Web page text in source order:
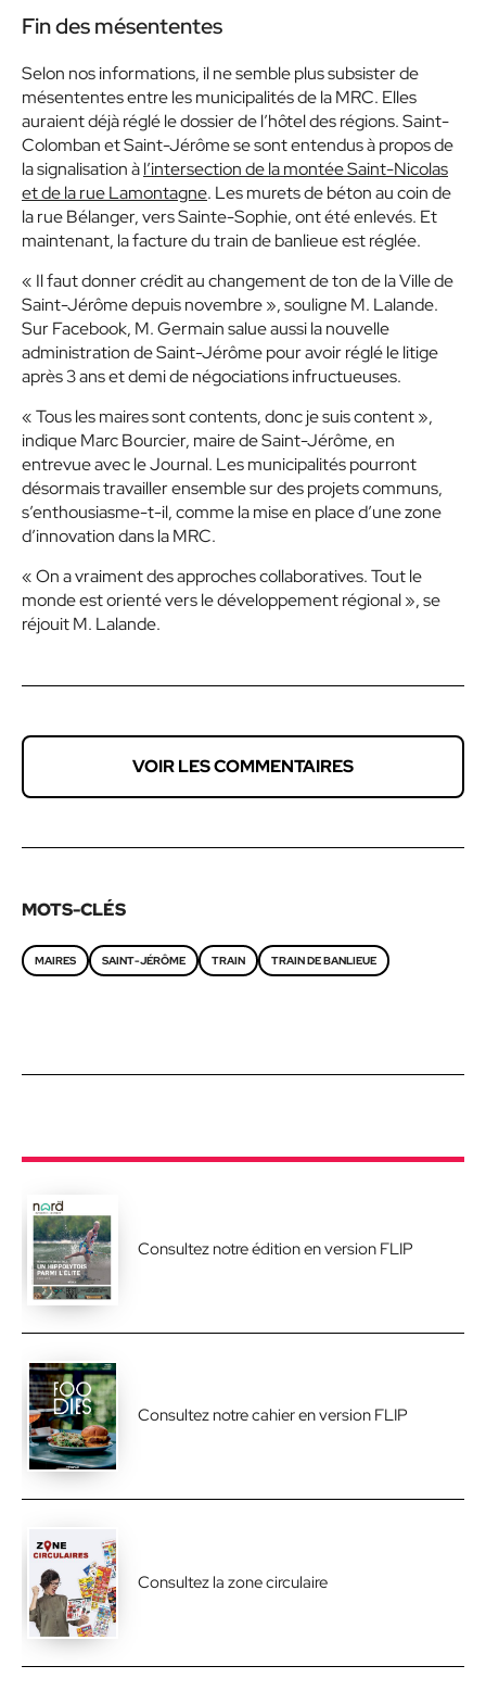
Fin des mésententes
Selon nos informations, il ne semble plus subsister de
mésententes entre les municipalités de la MRC. Elles
auraient déjà réglé le dossier de l’hôtel des régions. Saint-
Colomban et Saint-Jérôme se sont entendus à propos de
la signalisation àl’intersection de la montée Saint-Nicolas
et de la rue Lamontagne. Les murets de béton au coin de
la rue Bélanger, vers Sainte-Sophie, ont été enlevés. Et
maintenant, la facture du train de banlieue est réglée.
« Il faut donner crédit au changement de ton de la Ville de
Saint-Jérôme depuis novembre »,souligne M. Lalande.
Sur Facebook, M. Germain salue aussi la nouvelle
administration de Saint-Jérôme pour avoir réglé le litige
après 3 ans et demi de négociations infructueuses.
« Tous les maires sont contents, donc je suis content »,
indique Marc Bourcier, maire de Saint-Jérôme, en
entrevue avec le Journal. Les municipalités pourront
désormais travailler ensemble sur des projets communs,
s’enthousiasme-t-il, comme la mise en place d’une zone
d’innovation dans la MRC.
« On a vraiment des approches collaboratives. Tout le
monde est orienté vers le développement régional »,se
réjouit M. Lalande.
VOIR LES COMMENTAIRES
MOTS-CLÉS
MAIRES SAINT-JÉRÔME TRAIN TRAIN DE BANLIEUE
Consultez notre édition en version FLIP
Consultez notre cahier en version FLIP
Consultez la zone circulaire